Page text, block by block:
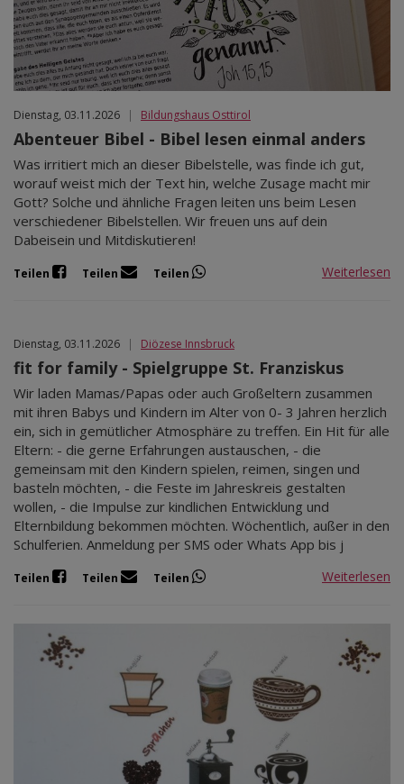
Dienstag, 03.11.2026 | Bildungshaus Osttirol
Abenteuer Bibel - Bibel lesen einmal anders
Was irritiert mich an dieser Bibelstelle, was finde ich gut,
worauf weist mich der Text hin, welche Zusage macht mir
Gott? Solche und ähnliche Fragen leiten uns beim Lesen
verschiedener Bibelstellen. Wir freuen uns auf dein
Dabeisein und Mitdiskutieren!
Teilen Teilen Teilen Weiterlesen
Dienstag, 03.11.2026 | Diözese Innsbruck
fit for family - Spielgruppe St. Franziskus
Wir laden Mamas/Papas oder auch Großeltern zusammen
mit ihren Babys und Kindern im Alter von 0- 3 Jahren herzlich
ein, sich in gemütlicher Atmosphäre zu treffen. Ein Hit für alle
Eltern: - die gerne Erfahrungen austauschen, - die
gemeinsam mit den Kindern spielen, reimen, singen und
basteln möchten, - die Feste im Jahreskreis gestalten
wollen, - die Impulse zur kindlichen Entwicklung und
Elternbildung bekommen möchten. Wöchentlich, außer in den
Schulferien. Anmeldung per SMS oder Whats App bis j
Teilen Teilen Teilen Weiterlesen